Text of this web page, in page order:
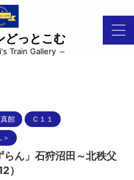
どっとこむ
Train Gallery ～
館 Ｃ１１
らん」石狩沼田～北秩父
）